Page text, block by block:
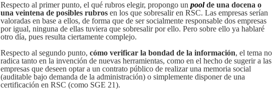
Respecto al primer punto, el qué rubros elegir, propongo un poolde una docena o
una veintena de posibles rubros en los que sobresalir en RSC. Las empresas serían
valoradas en base a ellos, de forma que de ser socialmente responsable dos empresas
por igual, ninguna de ellas tuviera que sobresalir por ello. Pero sobre ello ya hablaré
otro día, pues resulta ciertamente complejo.
Respecto al segundo punto, cómo verificar la bondad de la información, el tema no
radica tanto en la invención de nuevas herramientas, como en el hecho de sugerir a las
empresas que deseen optar a un contrato público de realizar una memoria social
(auditable bajo demanda de la administración) o simplemente disponer de una
certificación en RSC (como SGE 21).